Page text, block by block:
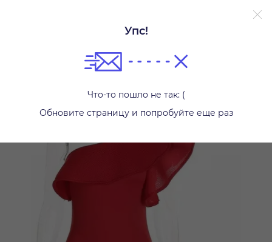
Упс!
Что-то пошло не так: (
Обновите страницу и попробуйте еще раз